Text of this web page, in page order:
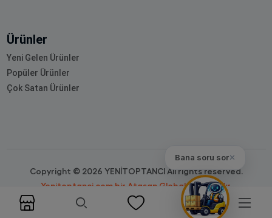
Bana soru sor✕
Ürünler
Yeni Gelen Ürünler
Popüler Ürünler
Çok Satan Ürünler
Copyright © 2026 YENİTOPTANCI All rights reserved.
Yenitoptanci.com bir Atasan Global markasıdır.